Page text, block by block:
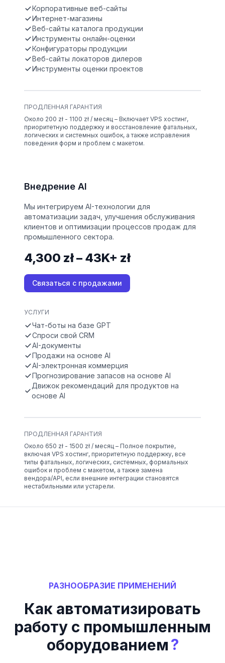
Корпоративные веб-сайты
Интернет-магазины
Веб-сайты каталога продукции
Инструменты онлайн-оценки
Конфигураторы продукции
Веб-сайты локаторов дилеров
Инструменты оценки проектов
ПРОДЛЕННАЯ ГАРАНТИЯ
Около 200 zł - 1100 zł / месяц – Включает VPS хостинг,
приоритетную поддержку и восстановление фатальных,
логических и системных ошибок, а также исправления
поведения форм и проблем с макетом.
Внедрение AI
Мы интегрируем AI-технологии для
автоматизации задач, улучшения обслуживания
клиентов и оптимизации процессов продаж для
промышленного сектора.
4,300 zł – 43K+ zł
Связаться с продажами
УСЛУГИ
Чат-боты на базе GPT
Спроси свой CRM
AI-документы
Продажи на основе AI
AI-электронная коммерция
Прогнозирование запасов на основе AI
Движок рекомендаций для продуктов на
основе AI
ПРОДЛЕННАЯ ГАРАНТИЯ
Около 650 zł - 1500 zł / месяц – Полное покрытие,
включая VPS хостинг, приоритетную поддержку, все
типы фатальных, логических, системных, формальных
ошибок и проблем с макетом, а также замена
вендора/API, если внешние интеграции становятся
нестабильными или устарели.
РАЗНООБРАЗИЕ ПРИМЕНЕНИЙ
Как автоматизировать
работу с промышленным
оборудованием?